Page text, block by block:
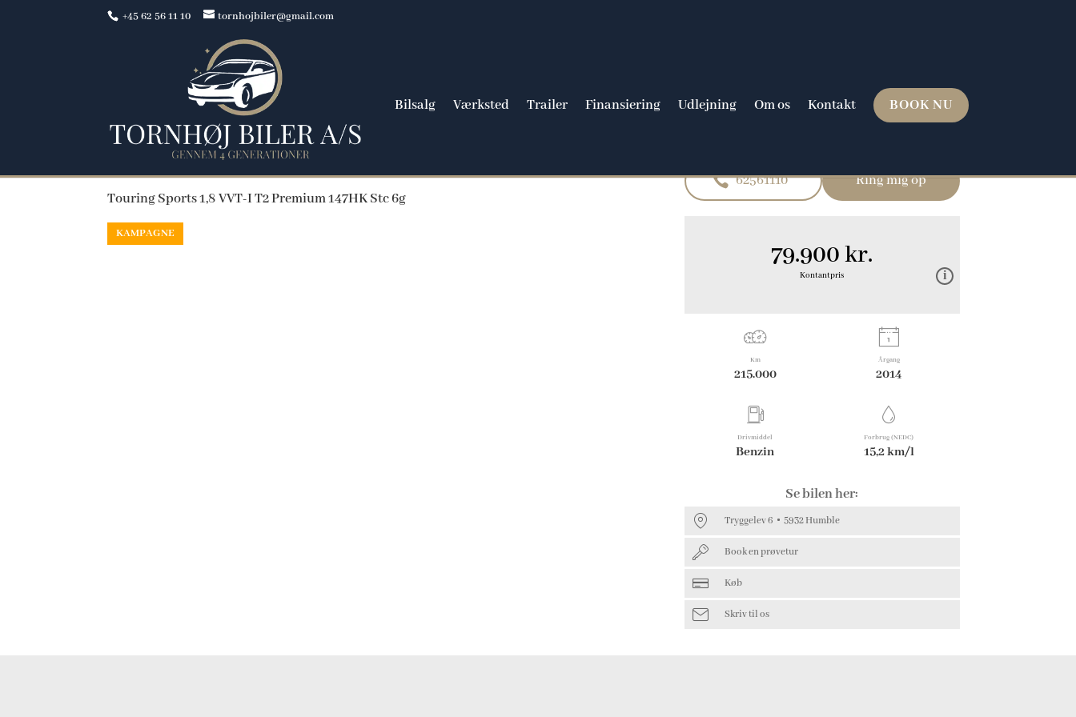
+45 62 56 11 10 tornhojbiler@gmail.com
Bilsalg Værksted Trailer Finansiering Udlejning Om os Kontakt BOOK NU
Tilbage til søgeresultat
Toyota Avensis
Touring Sports 1,8 VVT-I T2 Premium 147HK Stc 6g
KAMPAGNE
62561110 Ring mig op
79.900 kr.
Kontantpris
Km
215.000
Årgang
2014
Drivmiddel
Benzin
Forbrug (NEDC)
15,2 km/l
Se bilen her:
Tryggelev 6 5932 Humble
Book en prøvetur
Køb
Skriv til os